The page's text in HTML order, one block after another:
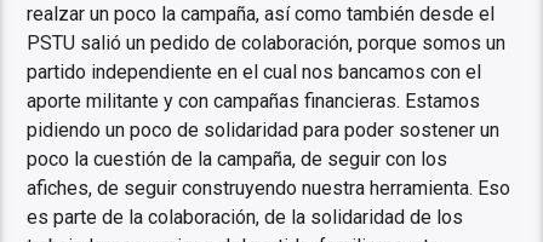
realzar un poco la campaña, así como también desde el
PSTU salió un pedido de colaboración, porque somos un
partido independiente en el cual nos bancamos con el
aporte militante y con campañas financieras. Estamos
pidiendo un poco de solidaridad para poder sostener un
poco la cuestión de la campaña, de seguir con los
afiches, de seguir construyendo nuestra herramienta. Eso
es parte de la colaboración, de la solidaridad de los